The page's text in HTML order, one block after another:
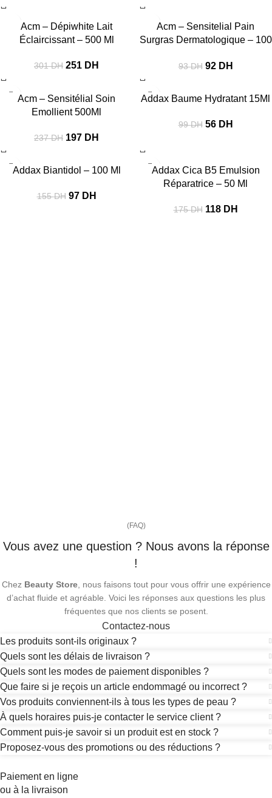
Acm – Dépiwhite Lait
Éclaircissant – 500 Ml
301DH 251 DH
Acm – Sensitelial Pain
Surgras Dermatologique – 100
93DH 92 DH
Acm – Sensitélial Soin
Emollient 500Ml
237DH 197 DH
Addax Baume Hydratant 15Ml
99DH 56 DH
Addax Biantidol – 100 Ml
155DH 97 DH
Addax Cica B5 Emulsion
Réparatrice – 50 Ml
175DH 118 DH
(FAQ)
Vous avez une question ? Nous avons la réponse
!
Chez Beauty Store, nous faisons tout pour vous offrir une expérience
d’achat fluide et agréable. Voici les réponses aux questions les plus
fréquentes que nos clients se posent.
Contactez-nous
Les produits sont-ils originaux ?
Quels sont les délais de livraison ?
Quels sont les modes de paiement disponibles ?
Que faire si je reçois un article endommagé ou incorrect ?
Vos produits conviennent-ils à tous les types de peau ?
À quels horaires puis-je contacter le service client ?
Comment puis-je savoir si un produit est en stock ?
Proposez-vous des promotions ou des réductions ?
Paiement en ligne
ou à la livraison